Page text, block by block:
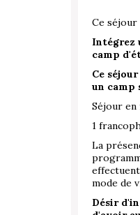
Ce
Intégrez
camp
Ce
un camp
Séjour en
1
La
mode de
Désir